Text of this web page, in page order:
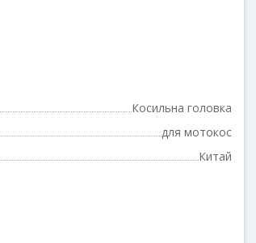
Косильна головка
для мотокос
Китай